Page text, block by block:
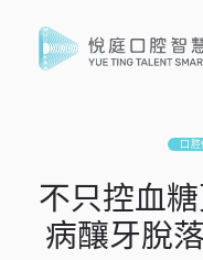
口
不只控血
病釀牙脫